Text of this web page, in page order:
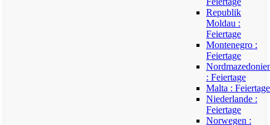
Republik
Moldau :
Feiertage
Montenegro :
Feiertage
: Feiertage
Malta : Feiertage
Niederlande :
Feiertage
Norwegen :